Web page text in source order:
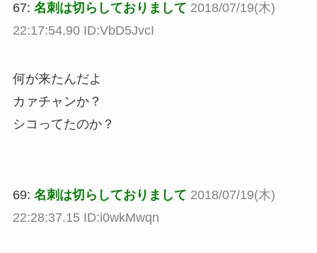
67: 名刺は切らしておりまして 2018/07/19(木)
22:17:54.90 ID:VbD5JvcI
何が来たんだよ
カァチャンか？
シコってたのか？
69: 名刺は切らしておりまして 2018/07/19(木)
22:28:37.15 ID:i0wkMwqn